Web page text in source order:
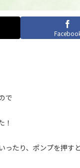
で
！
たり、ポンプを押